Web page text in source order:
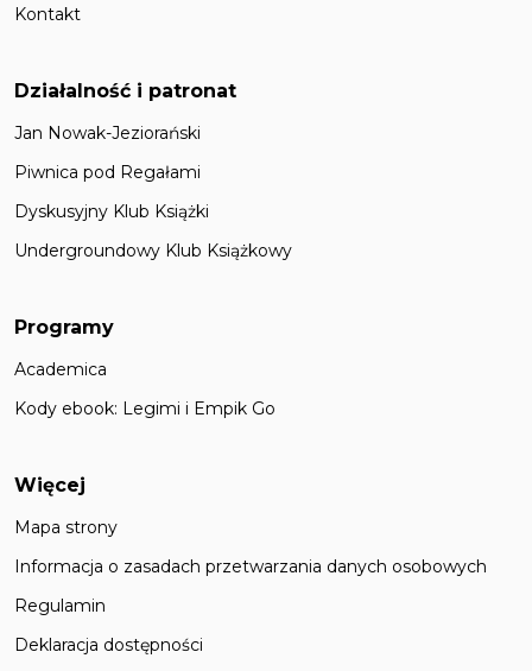
Kontakt
Działalność i patronat
Jan Nowak-Jeziorański
Piwnica pod Regałami
Dyskusyjny Klub Książki
Undergroundowy Klub Książkowy
Programy
Academica
Kody ebook: Legimi i Empik Go
Więcej
Mapa strony
Informacja o zasadach przetwarzania danych osobowych
Regulamin
Deklaracja dostępności